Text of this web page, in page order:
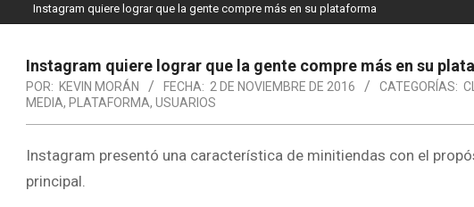
Instagram quiere lograr que la gente compre más en su plataforma
Instagram quiere lograr que la gente compre más en su
POR: KEVIN MORÁN FECHA: 2 DE NOVIEMBRE DE 2016 CATEGORÍAS:
MEDIA, PLATAFORMA, USUARIOS
Instagram presentó una característica de minitiendas con el
principal.